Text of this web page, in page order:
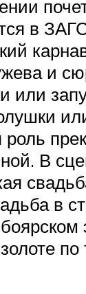
в
и
или
роль
В
в
по